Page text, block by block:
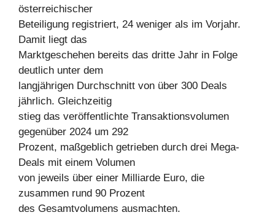
österreichischer
Beteiligung registriert, 24 weniger als im Vorjahr.
Damit liegt das
Marktgeschehen bereits das dritte Jahr in Folge
deutlich unter dem
langjährigen Durchschnitt von über 300 Deals
jährlich. Gleichzeitig
stieg das veröffentlichte Transaktionsvolumen
gegenüber 2024 um 292
Prozent, maßgeblich getrieben durch drei Mega-
Deals mit einem Volumen
von jeweils über einer Milliarde Euro, die
zusammen rund 90 Prozent
des Gesamtvolumens ausmachten.